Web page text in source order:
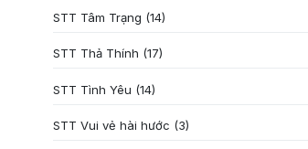
STT Tâm Trạng (14)
STT Thả Thính (17)
STT Tình Yêu (14)
STT Vui vẻ hài hước (3)